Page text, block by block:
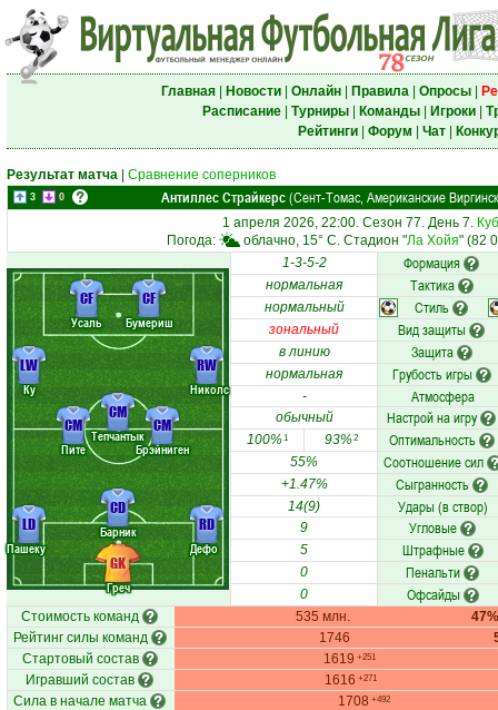
Главная| Новости| Онлайн| Правила| Опросы|
Расписание| Турниры| Команды| Игроки|
Рейтинги| Форум Чат|
Результат матча Сравнение соперников
3 0 Антиллес Страйкерс(Сент-Томас, Американские
1 апреля 2026, 22:00. Сезон 77. День 7.
Погода:
облачно, 15° C. Стадион "Ла Хойя" (82
Греч
Пашеку
Барник
Дефо
Ку
Пите
Тепчантык
Брэйниген
Николс
Усаль Бумериш
GK
LD
CD
RD
LW
CM
CM
CM
RW
CF CF
1-3-5-2 Формация
нормальная Тактика
нормальный Стиль
зональный Вид защиты
в линию Защита
нормальная Грубость игры
- Атмосфера
обычный Настрой на игру
100%1 93%2 Оптимальность
55% Соотношение сил
+1.47% Сыгранность
14(9) Удары (в створ)
9 Угловые
5 Штрафные
0 Пенальти
0 Офсайды
Стоимость команд 535 млн.
47%
Рейтинг силы команд
1746
Стартовый состав
1619 +251
Игравший состав 1616 +271
Сила в начале матча 1708 +492